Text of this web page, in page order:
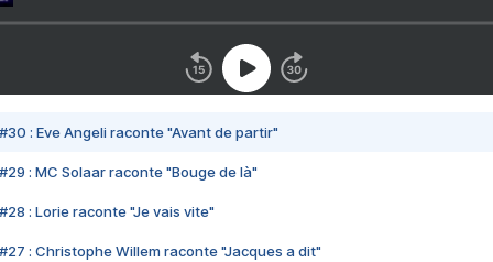
#30 : Eve Angeli raconte "Avant de partir"
#29 : MC Solaar raconte "Bouge de là"
#28 : Lorie raconte "Je vais vite"
#27 : Christophe Willem raconte "Jacques a dit"